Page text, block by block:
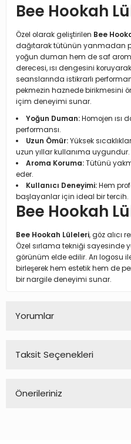
Bee Hookah
Özel olarak geliştirilen Bee
dağıtarak tütünün yanmadan
yoğun duman hem de saf
derecesi, ısı dengesini
seanslarında istikrarlı
pekmezin haznede birikmesini
içim deneyimi sunar.
Yoğun Duman:Homojen ısı
performansı.
Uzun Ömür:Yüksek
uzun yıllar kullanıma uygundur.
Aroma Koruma:Tütünü
eder.
Kullanıcı Deneyimi:Hem
başlayanlar için ideal bir tercih.
Bee Hookah
Bee Hookah Lüleleri, göz alıcı
Özel sırlama tekniği sayesinde
görünüm elde edilir. Arı logosu
birleşerek hem estetik hem de
bir nargile deneyimi sunar.
Yorumlar
Taksit Seçenekleri
Önerileriniz